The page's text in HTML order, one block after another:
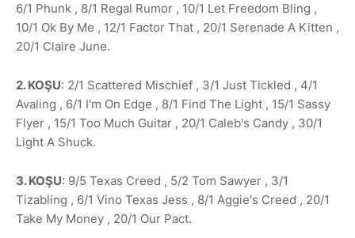
6/1 Phunk , 8/1 Regal Rumor , 10/1 Let Freedom Bling ,
10/1 Ok By Me , 12/1 Factor That , 20/1 Serenade A Kitten ,
20/1 Claire June.
2. KOŞU: 2/1 Scattered Mischief , 3/1 Just Tickled , 4/1
Avaling , 6/1 I'm On Edge , 8/1 Find The Light , 15/1 Sassy
Flyer , 15/1 Too Much Guitar , 20/1 Caleb's Candy , 30/1
Light A Shuck.
3. KOŞU: 9/5 Texas Creed , 5/2 Tom Sawyer , 3/1
Tizabling , 6/1 Vino Texas Jess , 8/1 Aggie's Creed , 20/1
Take My Money , 20/1 Our Pact.